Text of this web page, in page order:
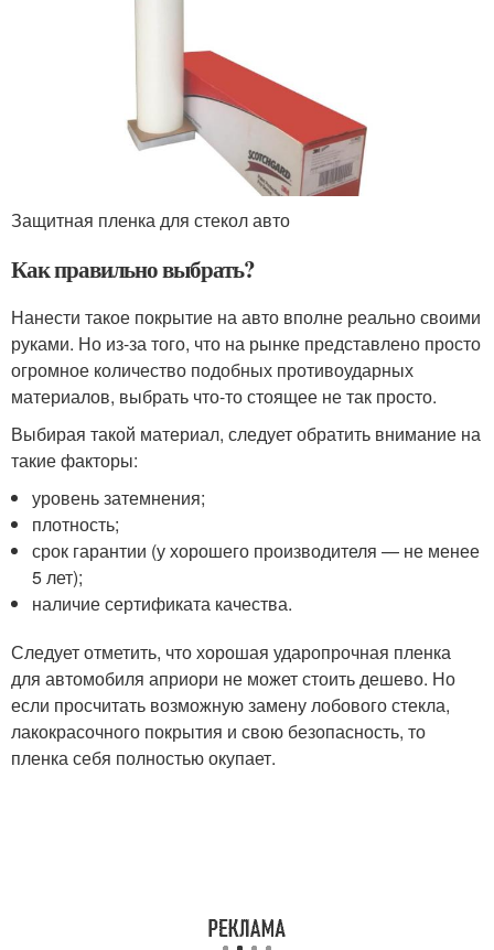
Защитная пленка для стекол авто
Как правильно выбрать?
Нанести такое покрытие на авто вполне реально своими
руками. Но из-за того, что на рынке представлено просто
огромное количество подобных противоударных
материалов, выбрать что-то стоящее не так просто.
Выбирая такой материал, следует обратить внимание на
такие факторы:
уровень затемнения;
плотность;
срок гарантии (у хорошего производителя — не менее
5 лет);
наличие сертификата качества.
Следует отметить, что хорошая ударопрочная пленка
для автомобиля априори не может стоить дешево. Но
если просчитать возможную замену лобового стекла,
лакокрасочного покрытия и свою безопасность, то
пленка себя полностью окупает.